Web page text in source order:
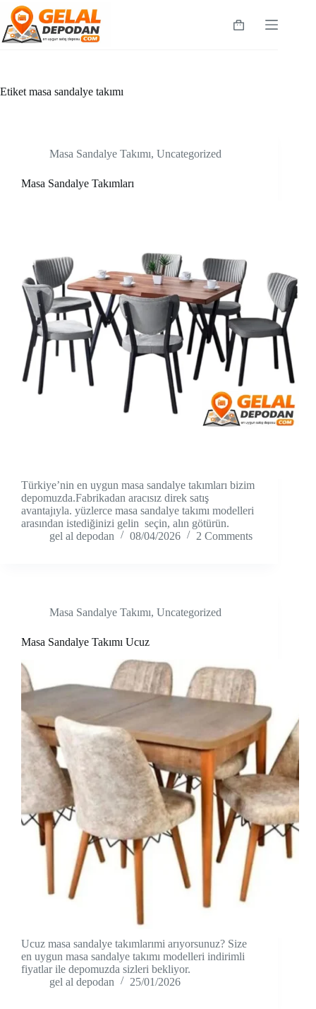
Skip
content
Shopping
Etiket masa sandalye takımı
Masa Sandalye Takımı, Uncategorized
Masa Sandalye Takımları
Türkiye’nin en uygun masa sandalye takımları bizim
depomuzda.Fabrikadan aracısız direk satış
avantajıyla. yüzlerce masa sandalye takımı modelleri
arasından istediğinizi gelin seçin, alın götürün.
gel al depodan
08/04/2026 2 Comments
Masa Sandalye Takımı, Uncategorized
Masa Sandalye Takımı Ucuz
Ucuz masa sandalye takımlarımi arıyorsunuz? Size
en uygun masa sandalye takımı modelleri indirimli
fiyatlar ile depomuzda sizleri bekliyor.
gel al depodan
25/01/2026